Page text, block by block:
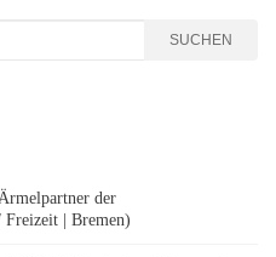
SUCHEN
der
| Bremen)